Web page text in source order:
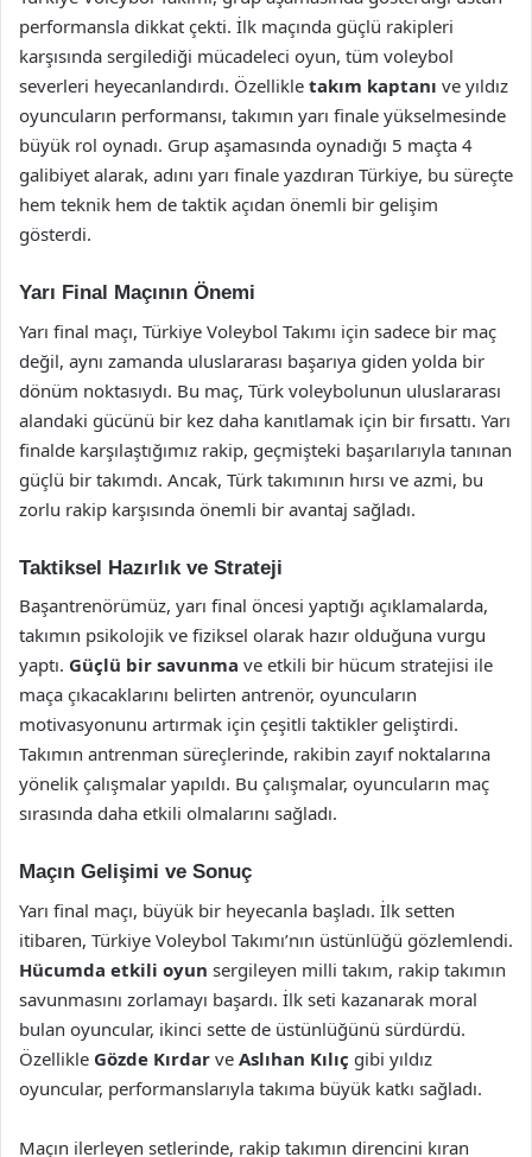
performansla dikkat çekti. İlk maçında güçlü rakipleri
karşısında sergilediği mücadeleci oyun, tüm voleybol
severleri heyecanlandırdı. Özellikle takım kaptanı ve yıldız
oyuncuların performansı, takımın yarı finale yükselmesinde
büyük rol oynadı. Grup aşamasında oynadığı 5 maçta 4
galibiyet alarak, adını yarı finale yazdıran Türkiye, bu süreçte
hem teknik hem de taktik açıdan önemli bir gelişim
gösterdi.
Yarı Final Maçının Önemi
Yarı final maçı, Türkiye Voleybol Takımı için sadece bir maç
değil, aynı zamanda uluslararası başarıya giden yolda bir
dönüm noktasıydı. Bu maç, Türk voleybolunun uluslararası
alandaki gücünü bir kez daha kanıtlamak için bir fırsattı. Yarı
finalde karşılaştığımız rakip, geçmişteki başarılarıyla tanınan
güçlü bir takımdı. Ancak, Türk takımının hırsı ve azmi, bu
zorlu rakip karşısında önemli bir avantaj sağladı.
Taktiksel Hazırlık ve Strateji
Başantrenörümüz, yarı final öncesi yaptığı açıklamalarda,
takımın psikolojik ve fiziksel olarak hazır olduğuna vurgu
yaptı. Güçlü bir savunma ve etkili bir hücum stratejisi ile
maça çıkacaklarını belirten antrenör, oyuncuların
motivasyonunu artırmak için çeşitli taktikler geliştirdi.
Takımın antrenman süreçlerinde, rakibin zayıf noktalarına
yönelik çalışmalar yapıldı. Bu çalışmalar, oyuncuların maç
sırasında daha etkili olmalarını sağladı.
Maçın Gelişimi ve Sonuç
Yarı final maçı, büyük bir heyecanla başladı. İlk setten
itibaren, Türkiye Voleybol Takımı’nın üstünlüğü gözlemlendi.
Hücumda etkili oyun sergileyen milli takım, rakip takımın
savunmasını zorlamayı başardı. İlk seti kazanarak moral
bulan oyuncular, ikinci sette de üstünlüğünü sürdürdü.
Özellikle Gözde Kırdar ve Aslıhan Kılıç gibi yıldız
oyuncular, performanslarıyla takıma büyük katkı sağladı.
Maçın ilerleyen setlerinde, rakip takımın direncini kıran